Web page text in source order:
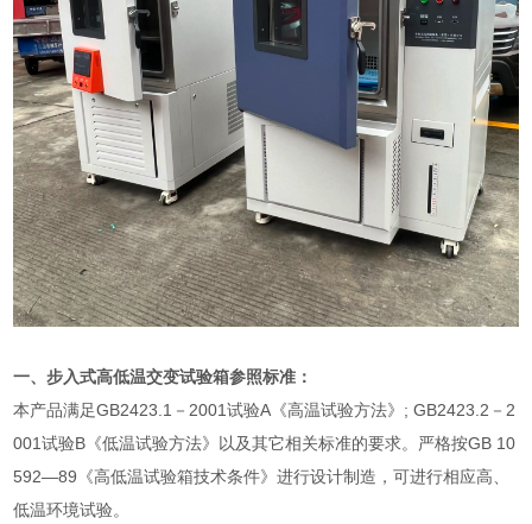
一、步入式高低温交变试验箱参照标准：
本产品满足GB2423.1－2001试验A《高温试验方法》; GB2423.2－2
001试验B《低温试验方法》以及其它相关标准的要求。严格按GB 10
592—89《高低温试验箱技术条件》进行设计制造，可进行相应高、
低温环境试验。